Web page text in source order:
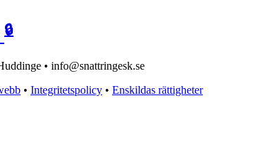
🔒
• info@snattringesk.se
• Integritetspolicy • Enskildas rättigheter